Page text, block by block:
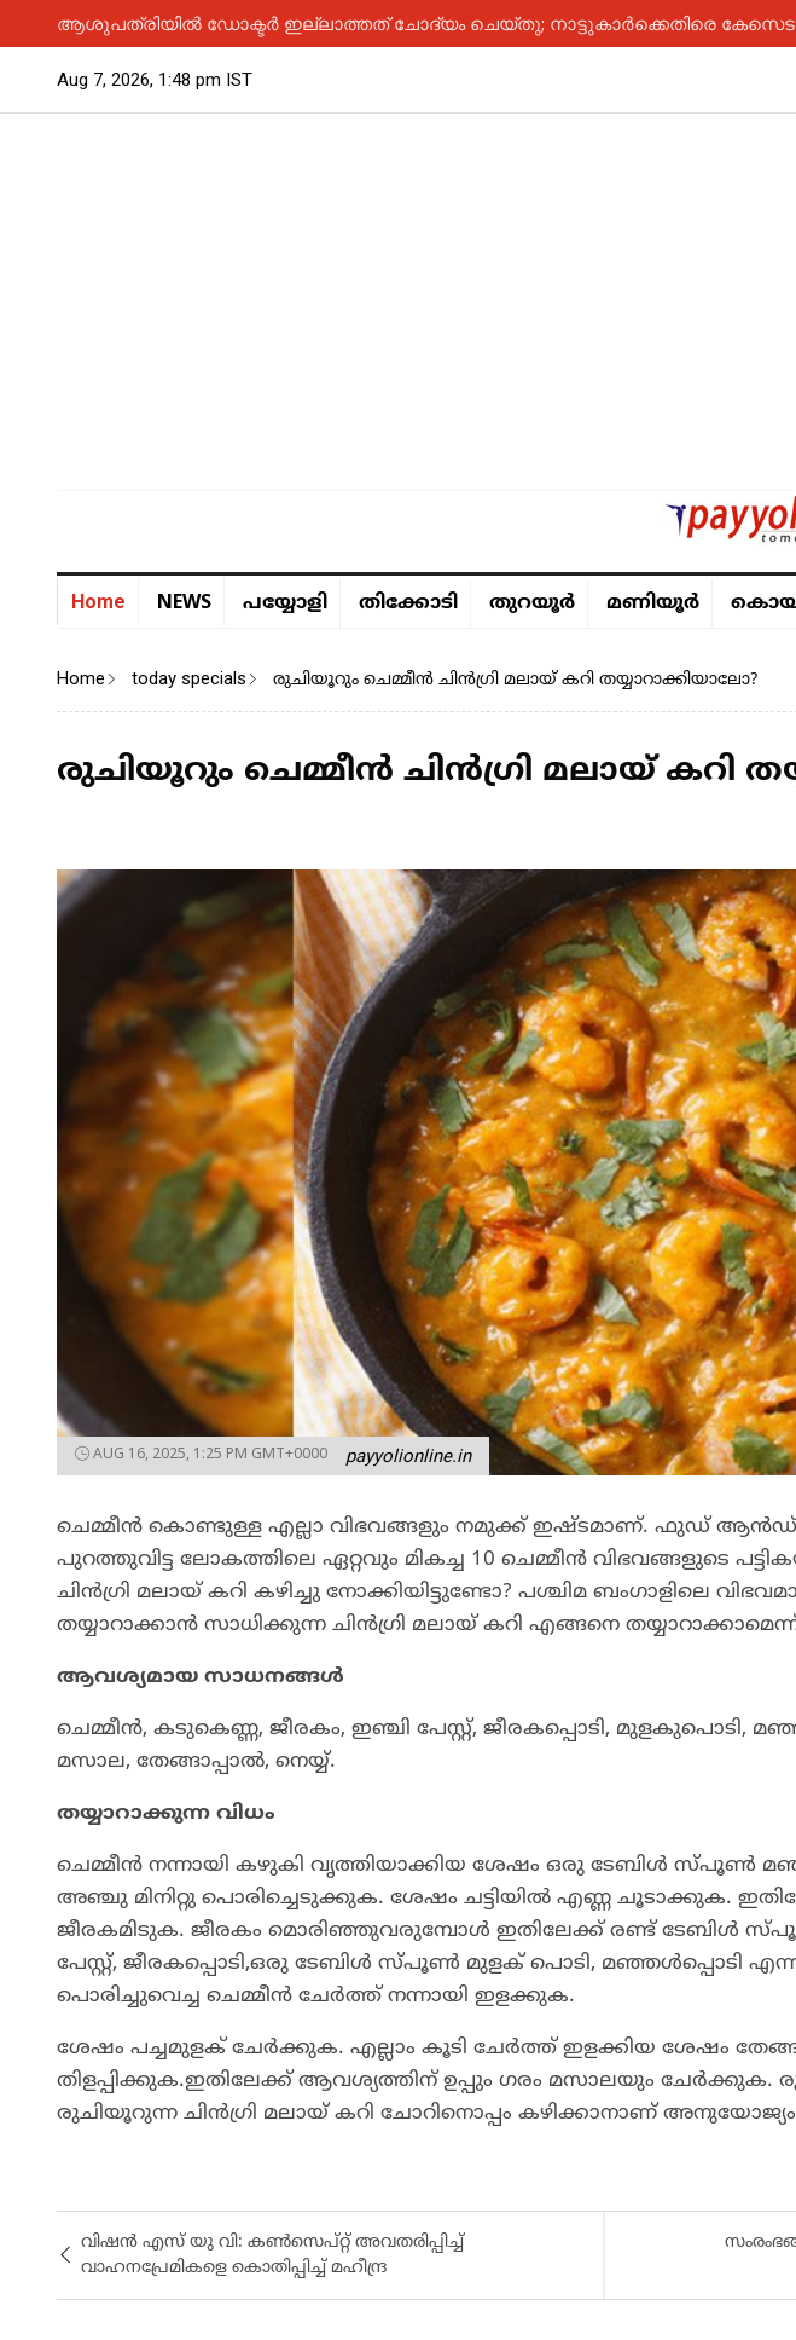
ആശുപത്രിയിൽ ഡോക്ടർ ഇല്ലാത്തത് ചോദ്യം ചെയ്തു; നാട്ടുകാർക്കെതിരെ
Aug 7, 2026, 1:48 pm IST
Home NEWS പയ്യോളി തിക്കോടി തുറയൂര്‍ മണിയൂര്‍
Home today specials രുചിയൂറും ചെമ്മീന്‍ ചിന്‍ഗ്രി മലായ് കറി തയ്യാറാക്കിയാലോ?
രുചിയൂറും ചെമ്മീന്‍ ചിന്‍ഗ്രി മലായ് കറി
AUG 16, 2025, 1:25 PM GMT+0000 payyolionline.in
ചെമ്മീന്‍ കൊണ്ടുള്ള എല്ലാ വിഭവങ്ങളും നമുക്ക് ഇഷ്ടമാണ്. ഫുഡ് ആന്‍ഡ്
പുറത്തുവിട്ട ലോകത്തിലെ ഏറ്റവും മികച്ച 10 ചെമ്മീന്‍ വിഭവങ്ങളുടെ
ചിന്‍ഗ്രി മലായ് കറി കഴിച്ചു നോക്കിയിട്ടുണ്ടോ? പശ്ചിമ ബംഗാളിലെ
തയ്യാറാക്കാന്‍ സാധിക്കുന്ന ചിന്‍ഗ്രി മലായ് കറി എങ്ങനെ
ആവശ്യമായ സാധനങ്ങള്‍
ചെമ്മീന്‍, കടുകെണ്ണ, ജീരകം, ഇഞ്ചി പേസ്റ്റ്, ജീരകപ്പൊടി, മുളകുപൊടി,
മസാല, തേങ്ങാപ്പാല്‍, നെയ്യ്.
തയ്യാറാക്കുന്ന വിധം
ചെമ്മീന്‍ നന്നായി കഴുകി വൃത്തിയാക്കിയ ശേഷം ഒരു ടേബിള്‍ സ്പൂണ്‍
അഞ്ചു മിനിറ്റു പൊരിച്ചെടുക്കുക. ശേഷം ചട്ടിയില്‍ എണ്ണ ചൂടാക്കുക.
ജീരകമിടുക. ജീരകം മൊരിഞ്ഞുവരുമ്പോള്‍ ഇതിലേക്ക് രണ്ട് ടേബിള്‍
പേസ്റ്റ്, ജീരകപ്പൊടി,ഒരു ടേബിള്‍ സ്പൂണ്‍ മുളക് പൊടി, മഞ്ഞള്‍പ്പൊടി
പൊരിച്ചുവെച്ച ചെമ്മീന്‍ ചേര്‍ത്ത് നന്നായി ഇളക്കുക.
ശേഷം പച്ചമുളക് ചേര്‍ക്കുക. എല്ലാം കൂടി ചേര്‍ത്ത് ഇളക്കിയ ശേഷം
തിളപ്പിക്കുക.ഇതിലേക്ക് ആവശ്യത്തിന് ഉപ്പും ഗരം മസാലയും ചേര്‍ക്കുക.
രുചിയൂറുന്ന ചിന്‍ഗ്രി മലായ് കറി ചോറിനൊപ്പം കഴിക്കാനാണ്
വിഷൻ എസ് യു വി: കൺസെപ്റ്റ് അവതരിപ്പിച്ച്
വാഹനപ്രേമികളെ കൊതിപ്പിച്ച് മഹീന്ദ്ര